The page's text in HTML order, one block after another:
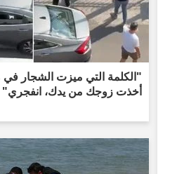
"الكلمة التي ميزت الشجار
أخذت زوجك من يدك، انفجري"